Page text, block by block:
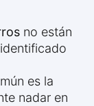
no están
es la
nadar en